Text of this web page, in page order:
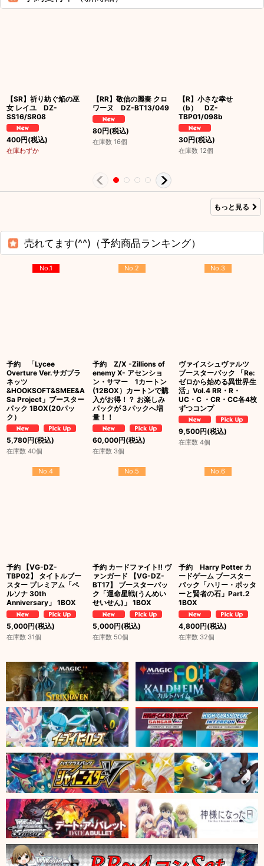
【SR】祈り紡ぐ焔の巫
女 レイユ DZ-
SS16/SR08
400円(税込)
在庫わずか
【RR】敬信の麗奏 クロ
ワーヌ DZ-BT13/049
80円(税込)
在庫数 16個
【R】小さな幸せ
（b） DZ-
TBP01/098b
30円(税込)
在庫数 12個
もっと見る
売れてます(^^)（予約商品ランキング）
No.1
予約 「Lycee
Overture Ver.サガプラ
ネッツ
&HOOKSOFT&SMEE&A
Sa Project」ブースター
パック 1BOX(20パッ
ク）
5,780円(税込)
在庫数 40個
No.2
予約 Z/X -Zillions of
enemy X- アセンショ
ン・サマー 1カートン
(12BOX）カートンで購
入がお得！？ お楽しみ
パックが３パックへ増
量！！
60,000円(税込)
在庫数 3個
No.3
ヴァイスシュヴァルツ
ブースターパック 「Re:
ゼロから始める異世界生
活」Vol.4 RR・R・
UC・C ・CR・CC各4枚
ずつコンプ
9,500円(税込)
在庫数 4個
No.4
予約 【VG-DZ-
TBP02】 タイトルブー
スター プレミアム「ペ
ルソナ 30th
Anniversary」 1BOX
5,000円(税込)
在庫数 31個
No.5
予約 カードファイト!! ヴ
ァンガード 【VG-DZ-
BT17】 ブースターパッ
ク「運命星戦(うんめい
せいせん)」 1BOX
5,000円(税込)
在庫数 50個
No.6
予約 Harry Potter カ
ードゲーム ブースター
パック「ハリー・ポッタ
ーと賢者の石」Part.2
1BOX
4,800円(税込)
在庫数 32個